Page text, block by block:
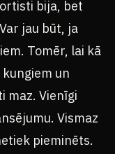
bija, bet
jau būt, ja
Tomēr, lai kā
un
maz. Vienīgi
Vismaz
pieminēts.